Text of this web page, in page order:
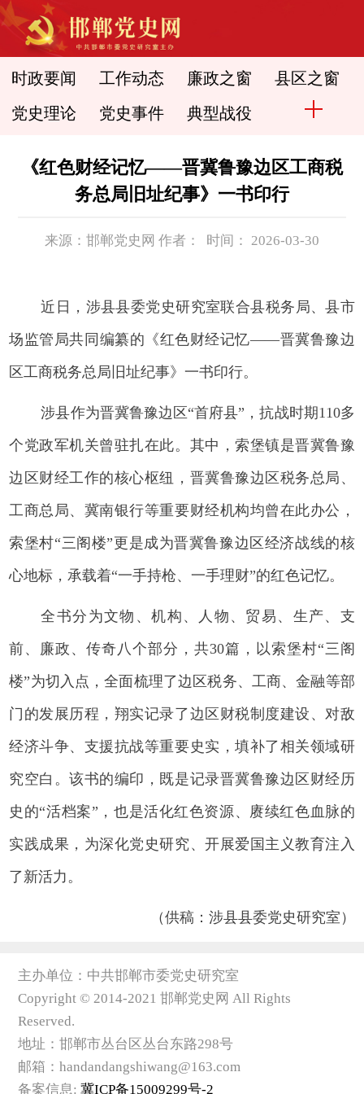
时政要闻 工作动态 廉政之窗 县区之窗
党史理论 党史事件 典型战役
《红色财经记忆——晋冀鲁豫边区工商税
务总局旧址纪事》一书印行
来源：邯郸党史网 作者： 时间： 2026-03-30
近日，涉县县委党史研究室联合县税务局、县市
场监管局共同编纂的《红色财经记忆——晋冀鲁豫边
区工商税务总局旧址纪事》一书印行。
涉县作为晋冀鲁豫边区“首府县”，抗战时期110多
个党政军机关曾驻扎在此。其中，索堡镇是晋冀鲁豫
边区财经工作的核心枢纽，晋冀鲁豫边区税务总局、
工商总局、冀南银行等重要财经机构均曾在此办公，
索堡村“三阁楼”更是成为晋冀鲁豫边区经济战线的核
心地标，承载着“一手持枪、一手理财”的红色记忆。
全书分为文物、机构、人物、贸易、生产、支
前、廉政、传奇八个部分，共30篇，以索堡村“三阁
楼”为切入点，全面梳理了边区税务、工商、金融等部
门的发展历程，翔实记录了边区财税制度建设、对敌
经济斗争、支援抗战等重要史实，填补了相关领域研
究空白。该书的编印，既是记录晋冀鲁豫边区财经历
史的“活档案”，也是活化红色资源、赓续红色血脉的
实践成果，为深化党史研究、开展爱国主义教育注入
了新活力。
（供稿：涉县县委党史研究室）
主办单位：中共邯郸市委党史研究室
Copyright © 2014-2021 邯郸党史网 All Rights
Reserved.
地址：邯郸市丛台区丛台东路298号
邮箱：handandangshiwang@163.com
备案信息: 冀ICP备15009299号-2